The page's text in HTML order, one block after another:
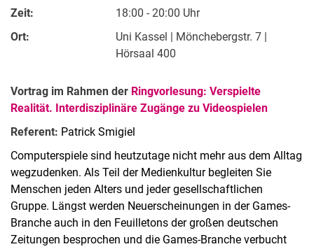
Zeit:
18:00 - 20:00 Uhr
Ort:
Uni Kassel | Mönchebergstr. 7 |
Hörsaal 400
Vortrag im Rahmen der Ringvorlesung: Verspielte
Realität. Interdisziplinäre Zugänge zu Videospielen
Referent: Patrick Smigiel
Computerspiele sind heutzutage nicht mehr aus dem Alltag
wegzudenken. Als Teil der Medienkultur begleiten Sie
Menschen jeden Alters und jeder gesellschaftlichen
Gruppe. Längst werden Neuerscheinungen in der Games-
Branche auch in den Feuilletons der großen deutschen
Zeitungen besprochen und die Games-Branche verbucht